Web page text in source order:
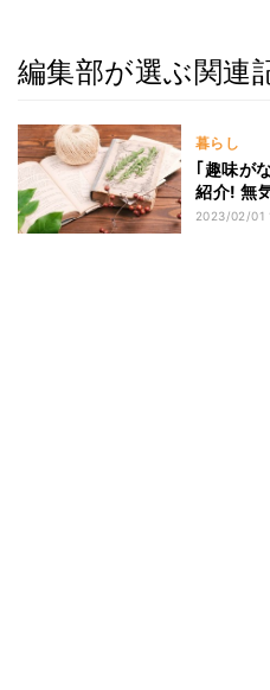
編集部が選ぶ関連
暮らし
｢趣味が
紹介! 無
2023/02/01